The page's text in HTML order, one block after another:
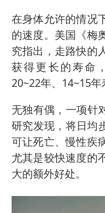
在身体允许的情况
的速度。美国《梅
究指出，走路快的
获得更长的寿命
20~22年、14~15年
无独有偶，一项针
研究发现，将日均
可让死亡、慢性疾
尤其是较快速度的
大的额外好处。